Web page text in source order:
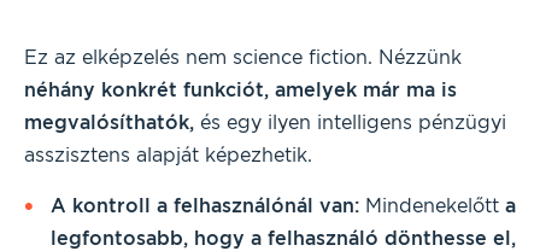
Ez az elképzelés nem science fiction. Nézzünk
néhány konkrét funkciót, amelyek már ma is
megvalósíthatók, és egy ilyen intelligens pénzügyi
asszisztens alapját képezhetik.
A kontroll a felhasználónál van: Mindenekelőtt a
legfontosabb, hogy a felhasználó dönthesse el,